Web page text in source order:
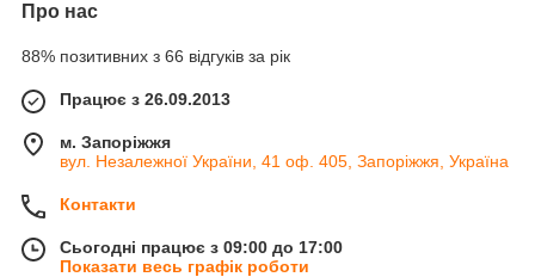
Про нас
88% позитивних з 66 відгуків за рік
Працює з 26.09.2013
м. Запоріжжя
вул. Незалежної України, 41 оф. 405, Запоріжжя, Україна
Контакти
Сьогодні працює з 09:00 до 17:00
Показати весь графік роботи